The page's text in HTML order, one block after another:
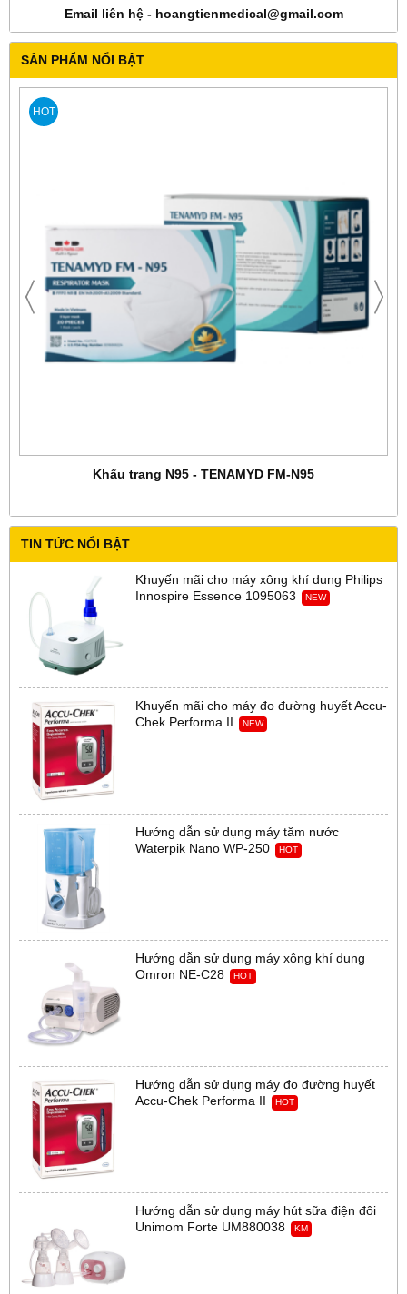
Email liên hệ - hoangtienmedical@gmail.com
SẢN PHẨM NỔI BẬT
HOT
Khẩu trang N95 - TENAMYD FM-N95
TIN TỨC NỔI BẬT
Khuyến mãi cho máy xông khí dung Philips
Innospire Essence 1095063
NEW
Khuyến mãi cho máy đo đường huyết Accu-
Chek Performa II
NEW
Hướng dẫn sử dụng máy tăm nước
Waterpik Nano WP-250
HOT
Hướng dẫn sử dụng máy xông khí dung
Omron NE-C28
HOT
Hướng dẫn sử dụng máy đo đường huyết
Accu-Chek Performa II
HOT
Hướng dẫn sử dụng máy hút sữa điện đôi
Unimom Forte UM880038
KM